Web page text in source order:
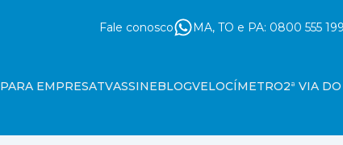
Fale conosco MA, TO e PA: 0800 555
PARA EMPRESATVASSINEBLOGVELOCÍMETRO2ª VIA